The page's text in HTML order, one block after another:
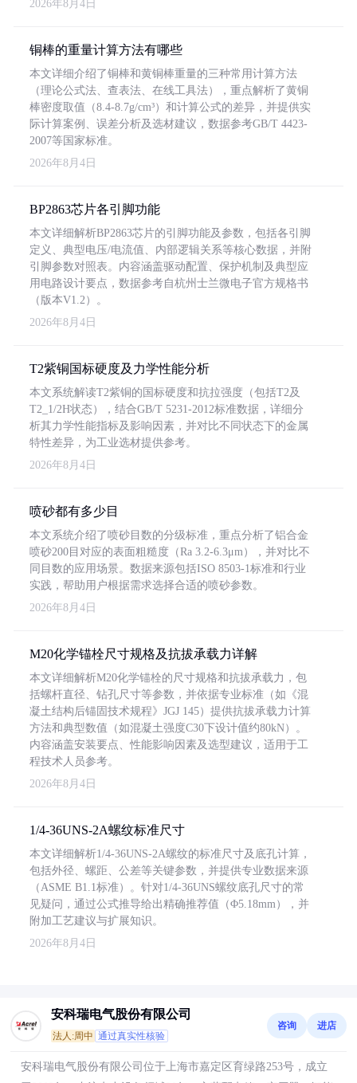
2026年8月4日
铜棒的重量计算方法有哪些
本文详细介绍了铜棒和黄铜棒重量的三种常用计算方法
（理论公式法、查表法、在线工具法），重点解析了黄铜
棒密度取值（8.4-8.7g/cm³）和计算公式的差异，并提供实
际计算案例、误差分析及选材建议，数据参考GB/T 4423-
2007等国家标准。
2026年8月4日
BP2863芯片各引脚功能
本文详细解析BP2863芯片的引脚功能及参数，包括各引脚
定义、典型电压/电流值、内部逻辑关系等核心数据，并附
引脚参数对照表。内容涵盖驱动配置、保护机制及典型应
用电路设计要点，数据参考自杭州士兰微电子官方规格书
（版本V1.2）。
2026年8月4日
T2紫铜国标硬度及力学性能分析
本文系统解读T2紫铜的国标硬度和抗拉强度（包括T2及
T2_1/2H状态），结合GB/T 5231-2012标准数据，详细分
析其力学性能指标及影响因素，并对比不同状态下的金属
特性差异，为工业选材提供参考。
2026年8月4日
喷砂都有多少目
本文系统介绍了喷砂目数的分级标准，重点分析了铝合金
喷砂200目对应的表面粗糙度（Ra 3.2-6.3μm），并对比不
同目数的应用场景。数据来源包括ISO 8503-1标准和行业
实践，帮助用户根据需求选择合适的喷砂参数。
2026年8月4日
M20化学锚栓尺寸规格及抗拔承载力详解
本文详细解析M20化学锚栓的尺寸规格和抗拔承载力，包
括螺杆直径、钻孔尺寸等参数，并依据专业标准（如《混
凝土结构后锚固技术规程》JGJ 145）提供抗拔承载力计算
方法和典型数值（如混凝土强度C30下设计值约80kN）。
内容涵盖安装要点、性能影响因素及选型建议，适用于工
程技术人员参考。
2026年8月4日
1/4-36UNS-2A螺纹标准尺寸
本文详细解析1/4-36UNS-2A螺纹的标准尺寸及底孔计算，
包括外径、螺距、公差等关键参数，并提供专业数据来源
（ASME B1.1标准）。针对1/4-36UNS螺纹底孔尺寸的常
见疑问，通过公式推导给出精确推荐值（Φ5.18mm），并
附加工艺建议与扩展知识。
2026年8月4日
安科瑞电气股份有限公司
法人:周中 通过真实性核验
咨询 进店
安科瑞电气股份有限公司位于上海市嘉定区育绿路253号，成立